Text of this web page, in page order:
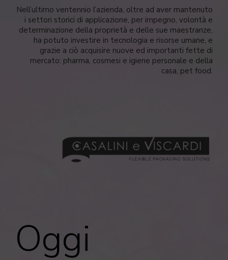
Nell’ultimo ventennio l’azienda, oltre ad aver mantenuto
i settori storici di applicazione, per impegno, volontà e
determinazione della proprietà e delle sue maestranze,
ha potuto investire in tecnologia e risorse umane, e
grazie a ciò acquisire nuove ed importanti fette di
mercato: pharma, cosmesi e igiene personale e della
casa, pet food.
Oggi